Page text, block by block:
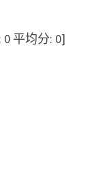
0 平均分: 0]